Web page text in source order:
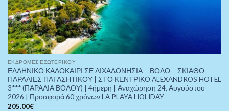
ΕΚΔΡΟΜΈΣ ΕΣΩΤΕΡΙΚΟΎ
ΕΛΛΗΝΙΚΟ ΚΑΛΟΚΑΙΡΙ ΣΕ ΛΙΧΑΔΟΝΗΣΙΑ – ΒΟΛΟ – ΣΚΙΑΘΟ –
ΠΑΡΑΛΙΕΣ ΠΑΓΑΣΗΤΙΚΟΥ | ΣΤΟ ΚΕΝΤΡΙΚΟ ALEXANDROS HOTEL
3*** (ΠΑΡΑΛΙΑ ΒΟΛΟΥ) | 4ήμερη | Αναχώρηση 24, Αυγούστου
2026 | Προσφορά 60 χρόνων LA PLAYA HOLIDAY
205.00€